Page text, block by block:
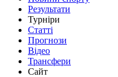
Результати
Турніри
Статті
Прогнози
Відео
Трансфери
Сайт